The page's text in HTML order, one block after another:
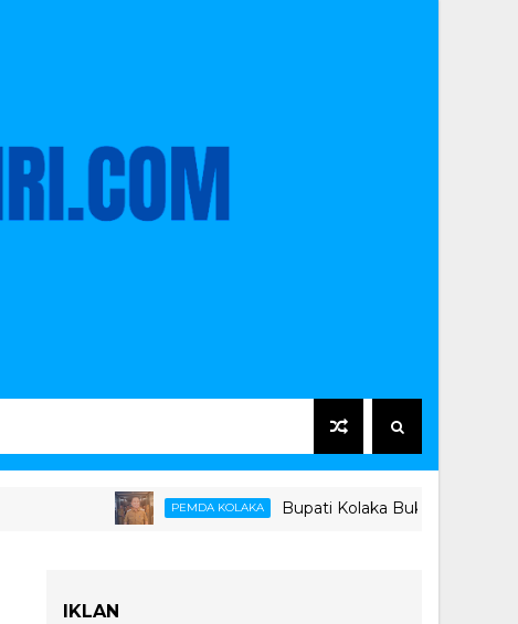
PEMDA KOLAKA Bupati Kolaka Buka Suara Soal
IKLAN